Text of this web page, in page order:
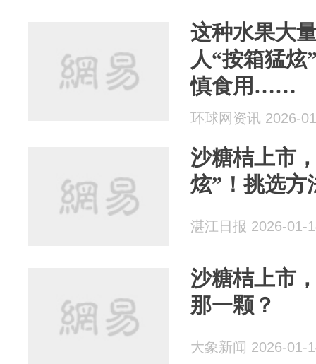
这种水果大
人“按箱猛
慎食用……
环球网资讯 2026-
沙糖桔上市
炫”！挑选方
湛江日报 2026-01-
沙糖桔上市
那一颗？
大象新闻 2026-01-